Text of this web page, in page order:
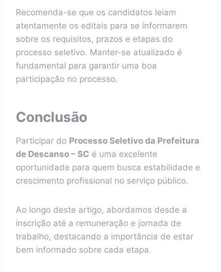
Recomenda-se que os candidatos leiam
atentamente os editais para se informarem
sobre os requisitos, prazos e etapas do
processo seletivo. Manter-se atualizado é
fundamental para garantir uma boa
participação no processo.
Conclusão
Participar do Processo Seletivo da Prefeitura
de Descanso – SC é uma excelente
oportunidade para quem busca estabilidade e
crescimento profissional no serviço público.
Ao longo deste artigo, abordamos desde a
inscrição até a remuneração e jornada de
trabalho, destacando a importância de estar
bem informado sobre cada etapa.